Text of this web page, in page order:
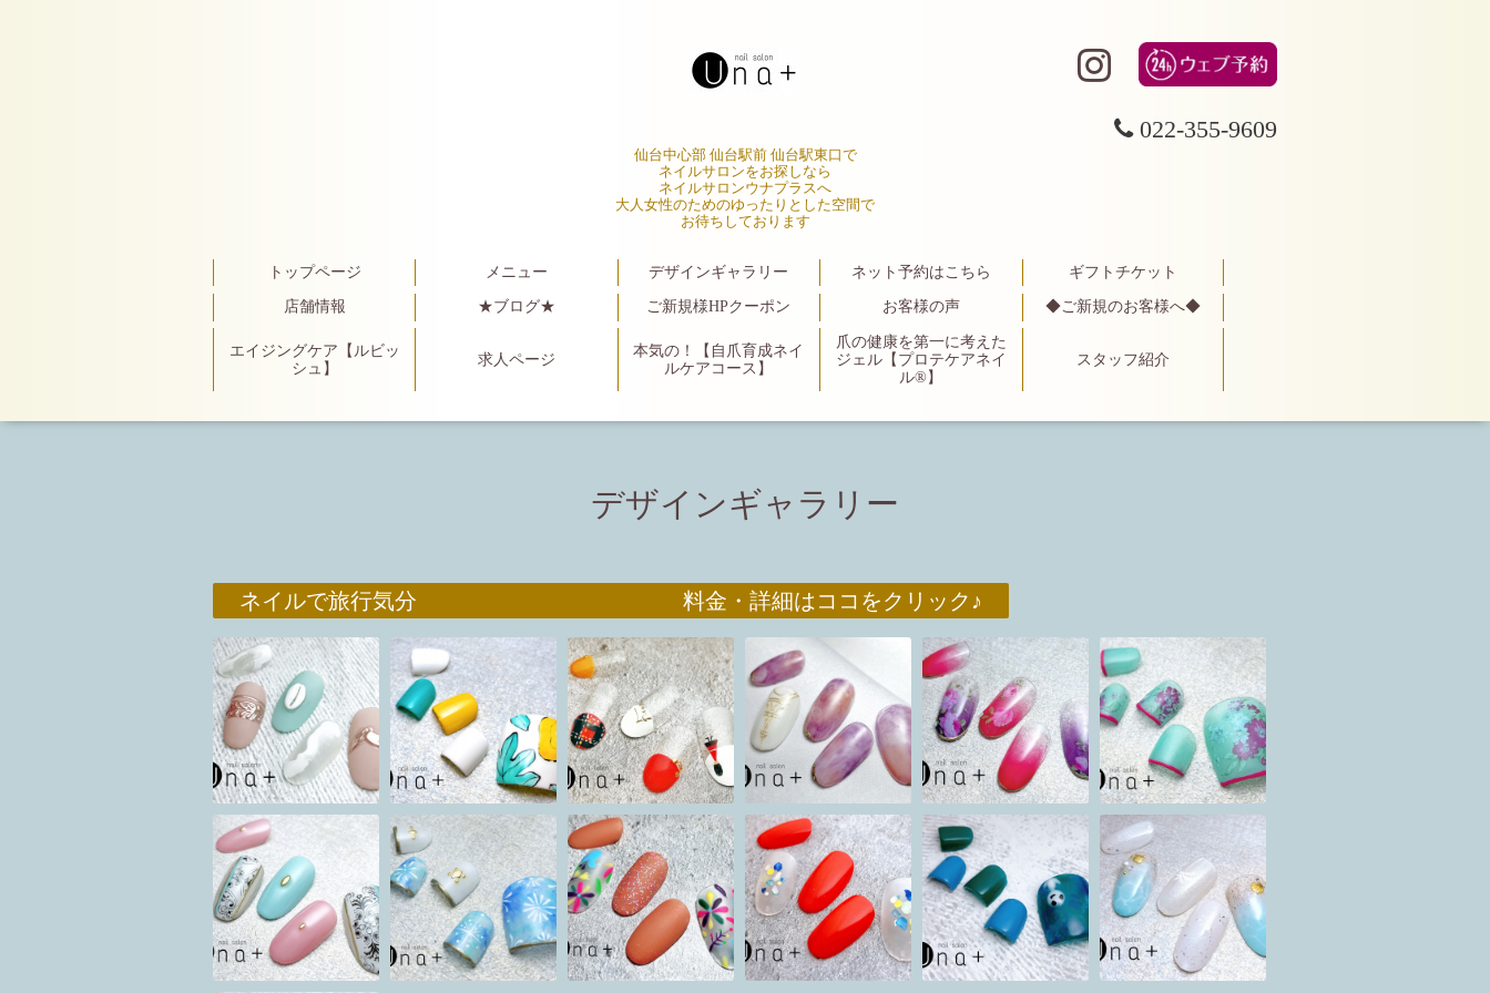
022-355-9609
仙台中心部 仙台駅前 仙台駅東口で
ネイルサロンをお探しなら
ネイルサロンウナプラスへ
大人女性のためのゆったりとした空間で
お待ちしております
トップページ メニュー デザインギャラリー ネット予約はこちら ギフトチケット
店舗情報 ★ブログ★ ご新規様HPクーポン お客様の声 ◆ご新規のお客様へ◆
エイジングケア【ルビッ
シュ】
求人ページ
本気の！【自爪育成ネイ
ルケアコース】
爪の健康を第一に考えた
ジェル【プロテケアネイ
ル®】
スタッフ紹介
デザインギャラリー
ネイルで旅行気分 料金・詳細はココをクリック♪